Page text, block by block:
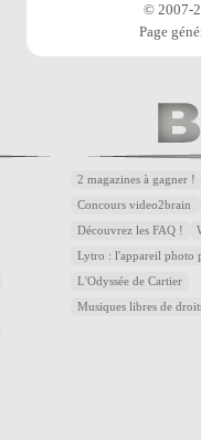
© 2007-
Page
2 magazines à gagner !
Concours video2brain
Découvrez les FAQ !
Lytro : l'appareil photo
L'Odyssée de Cartier
Musiques libres de